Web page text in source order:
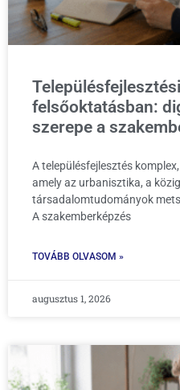
felsőoktatásban:
szerepe a
A településfejlesztés
amely az urbanisztika, a
társadalomtudományok
A szakemberképzés
TOVÁBB OLVASOM »
augusztus 1, 2026